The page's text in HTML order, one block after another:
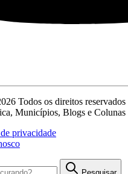
Todos os direitos
Municípios, Blogs e Colunas
privacidade